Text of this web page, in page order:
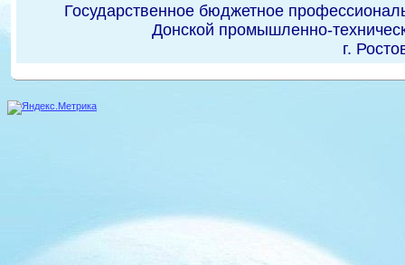
Государственное бюджетное
Донской промышленно-
г.